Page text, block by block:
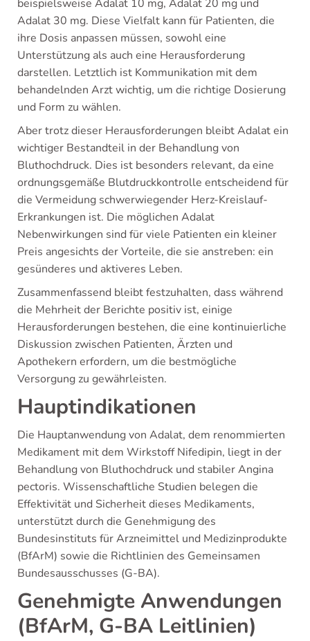
beispielsweise Adalat 10 mg, Adalat 20 mg und
Adalat 30 mg. Diese Vielfalt kann für Patienten, die
ihre Dosis anpassen müssen, sowohl eine
Unterstützung als auch eine Herausforderung
darstellen. Letztlich ist Kommunikation mit dem
behandelnden Arzt wichtig, um die richtige Dosierung
und Form zu wählen.
Aber trotz dieser Herausforderungen bleibt Adalat ein
wichtiger Bestandteil in der Behandlung von
Bluthochdruck. Dies ist besonders relevant, da eine
ordnungsgemäße Blutdruckkontrolle entscheidend für
die Vermeidung schwerwiegender Herz-Kreislauf-
Erkrankungen ist. Die möglichen Adalat
Nebenwirkungen sind für viele Patienten ein kleiner
Preis angesichts der Vorteile, die sie anstreben: ein
gesünderes und aktiveres Leben.
Zusammenfassend bleibt festzuhalten, dass während
die Mehrheit der Berichte positiv ist, einige
Herausforderungen bestehen, die eine kontinuierliche
Diskussion zwischen Patienten, Ärzten und
Apothekern erfordern, um die bestmögliche
Versorgung zu gewährleisten.
Hauptindikationen
Die Hauptanwendung von Adalat, dem renommierten
Medikament mit dem Wirkstoff Nifedipin, liegt in der
Behandlung von Bluthochdruck und stabiler Angina
pectoris. Wissenschaftliche Studien belegen die
Effektivität und Sicherheit dieses Medikaments,
unterstützt durch die Genehmigung des
Bundesinstituts für Arzneimittel und Medizinprodukte
(BfArM) sowie die Richtlinien des Gemeinsamen
Bundesausschusses (G-BA).
Genehmigte Anwendungen
(BfArM, G-BA Leitlinien)